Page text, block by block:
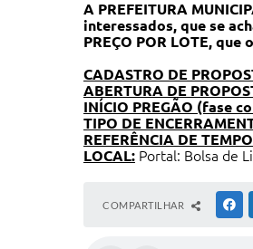
A PREFEITURA
interessados, que se
PREÇO POR LOTE, que
CADASTRO DE
ABERTURA DE
INÍCIO PREGÃO (fase
TIPO DE
REFERÊNCIA DE
LOCAL: Portal: Bolsa de
COMPARTILHAR